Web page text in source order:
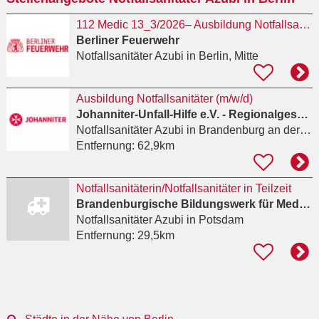
112 Medic 13_3/2026– Ausbildung Notfallsanitäterin / Notfallsanitäter auch als Kombiausbildung
Berliner Feuerwehr
Notfallsanitäter Azubi in Berlin, Mitte
Ausbildung Notfallsanitäter (m/w/d)
Johanniter-Unfall-Hilfe e.V. - Regionalgeschäftsstelle Berlin
Notfallsanitäter Azubi in Brandenburg an der Havel
Entfernung: 62,9km
Notfallsanitäterin/Notfallsanitäter in Teilzeit
Brandenburgische Bildungswerk für Medizin und Soziales e.V.
Notfallsanitäter Azubi in Potsdam
Entfernung: 29,5km